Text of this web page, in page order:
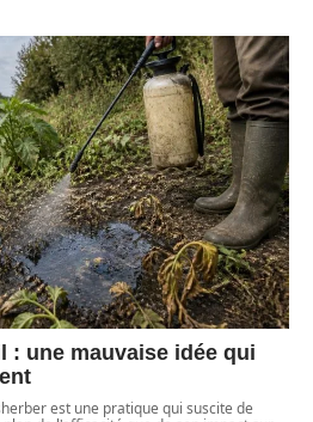
: une mauvaise idée qui
est une pratique qui suscite de